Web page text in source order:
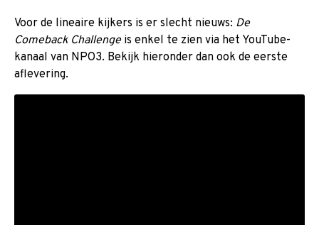
Voor de lineaire kijkers is er slecht nieuws: De
Comeback Challengeis enkel te zien via het YouTube-
kanaal van NPO3. Bekijk hieronder dan ook de eerste
aflevering.